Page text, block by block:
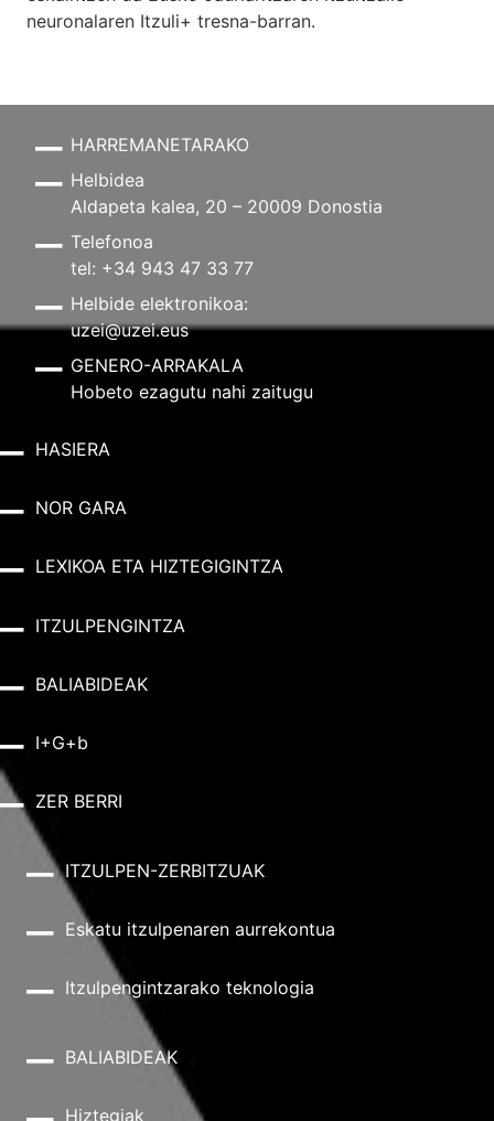
neuronalaren Itzuli+ tresna-barran.
HARREMANETARAKO
Helbidea
Aldapeta kalea, 20 – 20009 Donostia
Telefonoa
tel: +34 943 47 33 77
Helbide elektronikoa:
uzei@uzei.eus
GENERO-ARRAKALA
Hobeto ezagutu nahi zaitugu
HASIERA
NOR GARA
LEXIKOA ETA HIZTEGIGINTZA
ITZULPENGINTZA
BALIABIDEAK
I+G+b
ZER BERRI
ITZULPEN-ZERBITZUAK
Eskatu itzulpenaren aurrekontua
Itzulpengintzarako teknologia
BALIABIDEAK
Hiztegiak